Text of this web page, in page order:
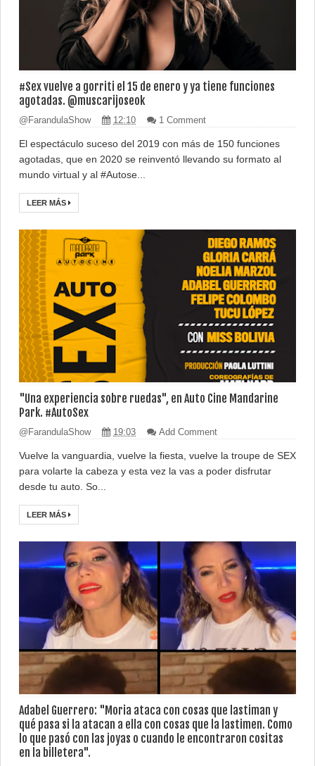
#Sex vuelve a gorriti el 15 de enero y ya tiene funciones
agotadas. @muscarijoseok
@FarandulaShow 12:10 1 Comment
El espectáculo suceso del 2019 con más de 150 funciones
agotadas, que en 2020 se reinventó llevando su formato al
mundo virtual y al #Autose...
LEER MÁS
"Una experiencia sobre ruedas", en Auto Cine Mandarine
Park. #AutoSex
@FarandulaShow 19:03 Add Comment
Vuelve la vanguardia, vuelve la fiesta, vuelve la troupe de SEX
para volarte la cabeza y esta vez la vas a poder disfrutar
desde tu auto. So...
LEER MÁS
Adabel Guerrero: "Moria ataca con cosas que lastiman y
qué pasa si la atacan a ella con cosas que la lastimen. Como
lo que pasó con las joyas o cuando le encontraron cositas
en la billetera".